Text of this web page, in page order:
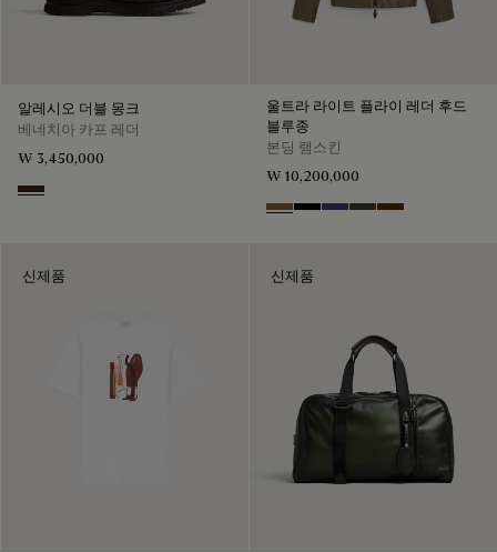
알레시오 더블 몽크
베네치아 카프 레더
₩ 3,450,000
Buffaloes
울트라 라이트 플라이 레더 후드
블루종
본딩 램스킨
₩ 10,200,000
KakiNoirMarineBrown Taupe
Chocolate
신제품 신제품